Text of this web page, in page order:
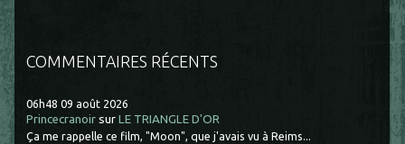
COMMENTAIRES RÉCENTS
06h48 09 août 2026
Princecranoir surLE TRIANGLE D'OR
Ça me rappelle ce film, "Moon", que j'avais vu à Reims...